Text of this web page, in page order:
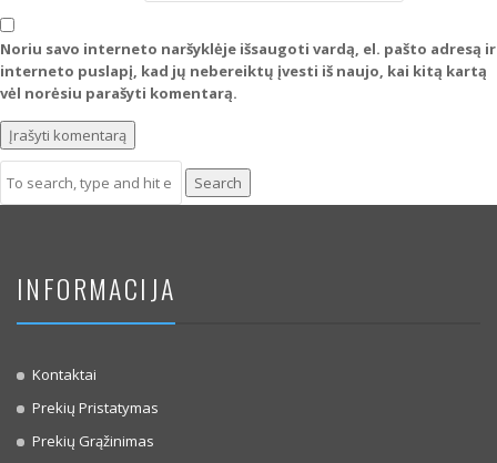
Noriu savo interneto naršyklėje išsaugoti vardą, el. pašto adresą ir
interneto puslapį, kad jų nebereiktų įvesti iš naujo, kai kitą kartą
vėl norėsiu parašyti komentarą.
Search
INFORMACIJA
Kontaktai
Prekių Pristatymas
Prekių Grąžinimas